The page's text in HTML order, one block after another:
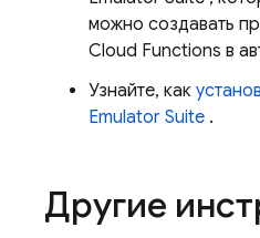
можно создавать
Cloud Functions в
Узнайте, как
Emulator Suite .
Другие